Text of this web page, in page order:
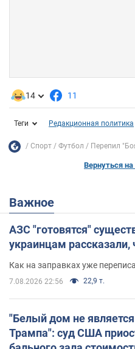
14 11
Теги Редакционная политика
Спорт Футбол Перепил
Вернуться
Важное
АЗС "готовятся"
украинцам рассказали,
Как на заправках уже
7.08.2026 22:56 22,9 т.
"Белый дом не
Трампа": суд США